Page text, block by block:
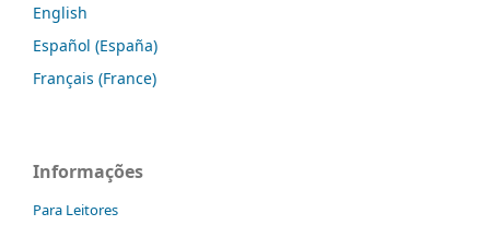
English
Español (España)
Français (France)
Informações
Para Leitores